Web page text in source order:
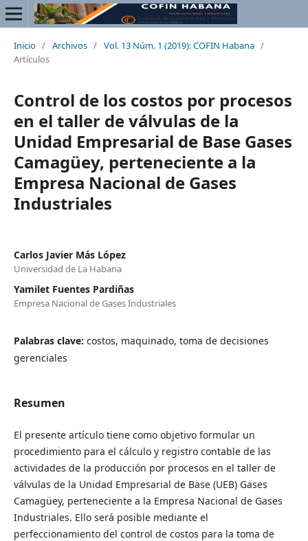
Inicio / Archivos / Vol. 13 Núm. 1 (2019): COFIN Habana /
Artículos
Control de los costos por procesos
en el taller de válvulas de la
Unidad Empresarial de Base Gases
Camagüey, perteneciente a la
Empresa Nacional de Gases
Industriales
Carlos Javier Más López
Universidad de La Habana
Yamilet Fuentes Pardiñas
Empresa Nacional de Gases Industriales
Palabras clave: costos, maquinado, toma de decisiones
gerenciales
Resumen
El presente artículo tiene como objetivo formular un
procedimiento para el cálculo y registro contable de las
actividades de la producción por procesos en el taller de
válvulas de la Unidad Empresarial de Base (UEB) Gases
Camagüey, perteneciente a la Empresa Nacional de Gases
Industriales. Ello será posible mediante el
perfeccionamiento del control de costos para la toma de